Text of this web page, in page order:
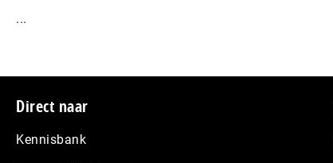
...
Footer
Direct naar
Kennisbank